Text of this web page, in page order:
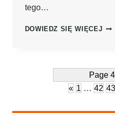
tego…
DOWIEDZ SIĘ WIĘCEJ
–
Page
« 1 … 42 43